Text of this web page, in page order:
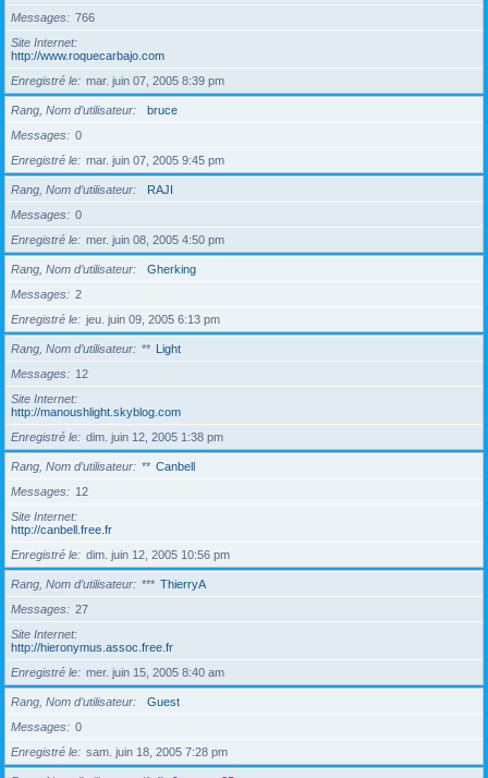
Messages
766
Site Internet
http://www.roquecarbajo.com
Enregistré le
mar. juin 07, 2005 8:39 pm
Rang, Nom d’utilisateur
bruce
Messages
0
Enregistré le
mar. juin 07, 2005 9:45 pm
Rang, Nom d’utilisateur
RAJI
Messages
0
Enregistré le
mer. juin 08, 2005 4:50 pm
Rang, Nom d’utilisateur
Gherking
Messages
2
Enregistré le
jeu. juin 09, 2005 6:13 pm
Rang, Nom d’utilisateur ** Light
Messages
12
Site Internet
http://manoushlight.skyblog.com
Enregistré le
dim. juin 12, 2005 1:38 pm
Rang, Nom d’utilisateur ** Canbell
Messages
12
Site Internet
http://canbell.free.fr
Enregistré le
dim. juin 12, 2005 10:56 pm
Rang, Nom d’utilisateur *** ThierryA
Messages
27
Site Internet
http://hieronymus.assoc.free.fr
Enregistré le
mer. juin 15, 2005 8:40 am
Rang, Nom d’utilisateur
Guest
Messages
0
Enregistré le
sam. juin 18, 2005 7:28 pm